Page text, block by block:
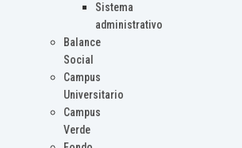
Sistema
administrativo
Balance
Social
Campus
Universitario
Campus
Verde